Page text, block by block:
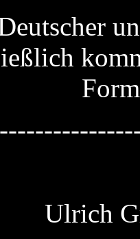
Ulrich